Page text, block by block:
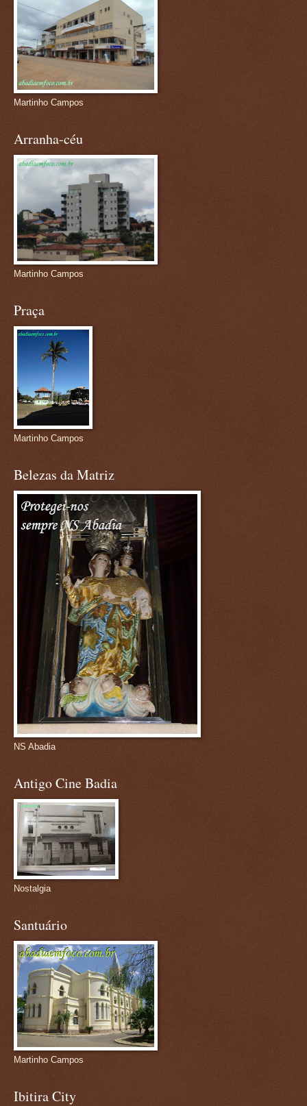
Martinho Campos
Arranha-céu
Martinho Campos
Praça
Martinho Campos
Belezas da Matriz
NS Abadia
Antigo Cine Badia
Nostalgia
Santuário
Martinho Campos
Ibitira City